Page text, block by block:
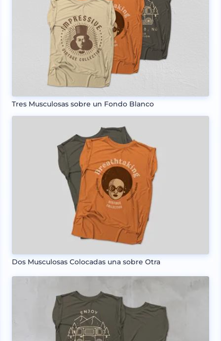
Tres Musculosas sobre un Fondo Blanco
Dos Musculosas Colocadas una sobre Otra